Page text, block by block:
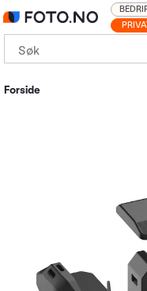
Forside